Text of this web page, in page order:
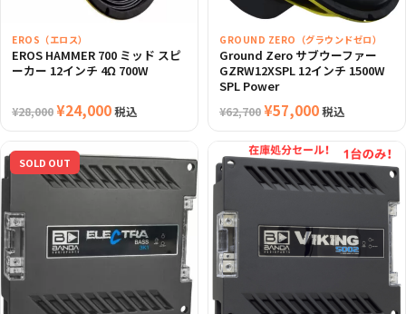
EROS（エロス）
EROS HAMMER 700 ミッド スピ
ーカー 12インチ 4Ω 700W
¥28,000元
価
格
¥28,000
で
た。
¥24,000現
の
価
は
¥24,000
す。
税込
GROUND ZERO（グラウンドゼロ）
Ground Zero サブウーファー
GZRW12XSPL 12インチ 1500W
SPL Power
¥62,700元
価
格
¥62,700
で
た。
¥57,000現
の
価
は
¥57,000
す。
税込
SOLD OUT